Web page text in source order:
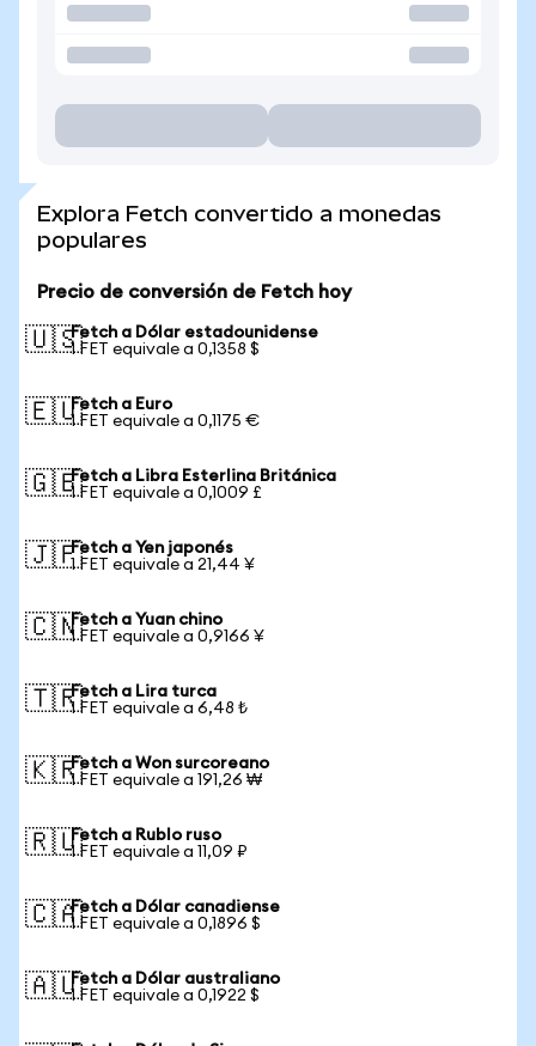
Explora Fetch convertido a monedas
populares
Precio de conversión de Fetch hoy
🇺🇸Fetch a Dólar estadounidense
1 FET equivale a 0,1358 $
🇪🇺Fetch a Euro
1 FET equivale a 0,1175 €
🇬🇧Fetch a Libra Esterlina Británica
1 FET equivale a 0,1009 £
🇯🇵Fetch a Yen japonés
1 FET equivale a 21,44 ¥
🇨🇳Fetch a Yuan chino
1 FET equivale a 0,9166 ¥
🇹🇷Fetch a Lira turca
1 FET equivale a 6,48 ₺
🇰🇷Fetch a Won surcoreano
1 FET equivale a 191,26 ₩
🇷🇺Fetch a Rublo ruso
1 FET equivale a 11,09 ₽
🇨🇦Fetch a Dólar canadiense
1 FET equivale a 0,1896 $
🇦🇺Fetch a Dólar australiano
1 FET equivale a 0,1922 $